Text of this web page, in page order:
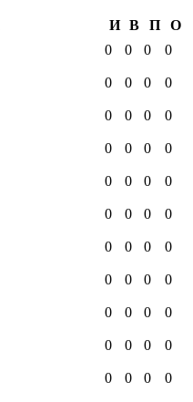
И В П
О
0 0 0 0
0 0 0 0
0 0 0 0
0 0 0 0
0 0 0 0
0 0 0 0
0 0 0 0
0 0 0 0
0 0 0 0
0 0 0 0
0 0 0 0